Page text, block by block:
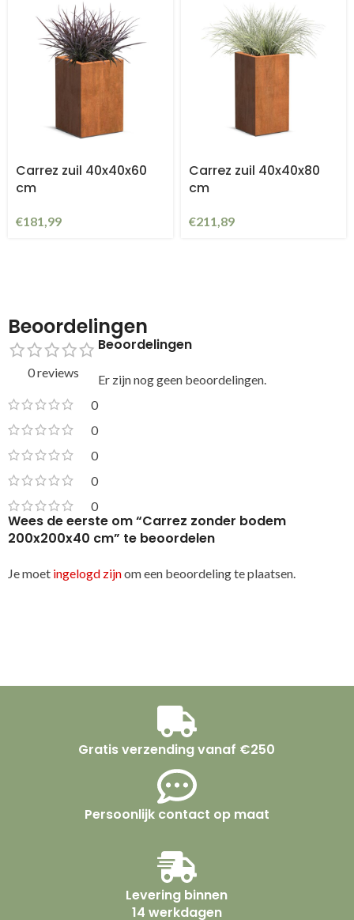
Carrez zuil 40x40x60
cm
€181,99
Carrez zuil 40x40x80
cm
€211,89
Beoordelingen
0 reviews
0
0
0
0
0
Beoordelingen
Er zijn nog geen beoordelingen.
Wees de eerste om “Carrez zonder bodem
200x200x40 cm” te beoordelen
Je moet ingelogd zijnom een beoordeling te plaatsen.
Gratis verzending vanaf €250
Persoonlijk contact op maat
Levering binnen
14 werkdagen